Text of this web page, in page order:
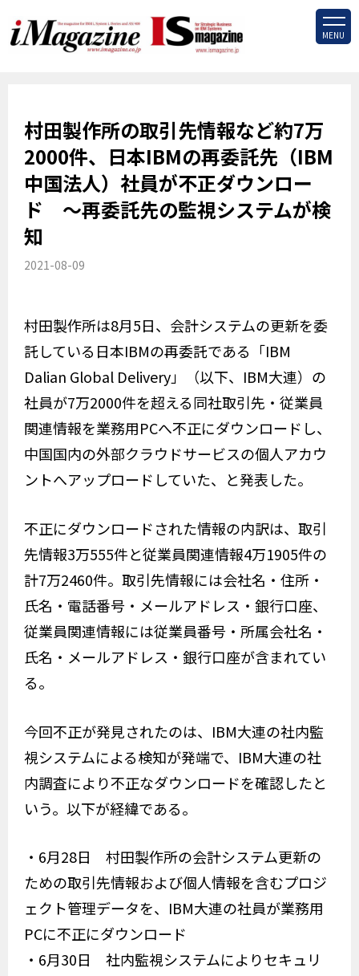
MENU
村田製作所の取引先情報など約7万
2000件、日本IBMの再委託先（IBM
中国法人）社員が不正ダウンロー
ド ～再委託先の監視システムが検
知
2021-08-09
村田製作所は8月5日、会計システムの更新を委
託している日本IBMの再委託である「IBM
Dalian Global Delivery」（以下、IBM大連）の
社員が7万2000件を超える同社取引先・従業員
関連情報を業務用PCへ不正にダウンロードし、
中国国内の外部クラウドサービスの個人アカウ
ントへアップロードしていた、と発表した。
不正にダウンロードされた情報の内訳は、取引
先情報3万555件と従業員関連情報4万1905件の
計7万2460件。取引先情報には会社名・住所・
氏名・電話番号・メールアドレス・銀行口座、
従業員関連情報には従業員番号・所属会社名・
氏名・メールアドレス・銀行口座が含まれてい
る。
今回不正が発見されたのは、IBM大連の社内監
視システムによる検知が発端で、IBM大連の社
内調査により不正なダウンロードを確認したと
いう。以下が経緯である。
・6月28日 村田製作所の会計システム更新の
ための取引先情報および個人情報を含むプロジ
ェクト管理データを、IBM大連の社員が業務用
PCに不正にダウンロード
・6月30日 社内監視システムによりセキュリ